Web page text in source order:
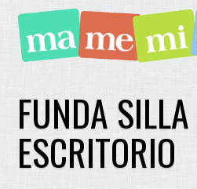
FUNDA SILLA
ESCRITORIO